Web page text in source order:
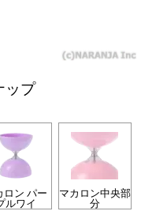
ップ
ロン パー
ルワイ
マカロン中央部
分